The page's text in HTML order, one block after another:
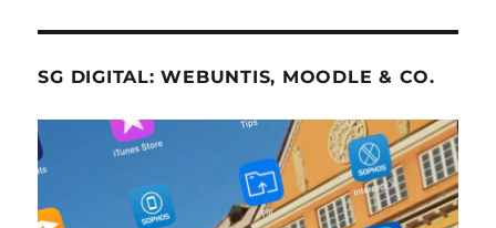
SG DIGITAL: WEBUNTIS, MOODLE & CO.